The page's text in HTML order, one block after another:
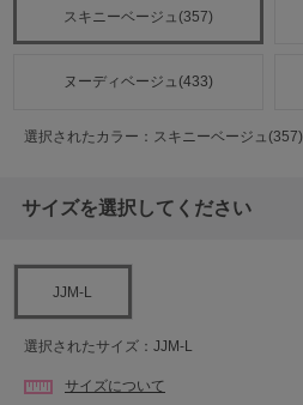
スキニーベージュ(357)
ヌーディベージュ(433)
選択されたカラー：スキニーベージュ(357)
サイズを選択してください
JJM-L
選択されたサイズ：JJM-L
サイズについて